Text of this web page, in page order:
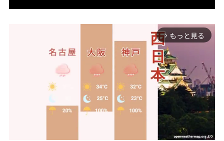
arrow_forward_ios もっと見る